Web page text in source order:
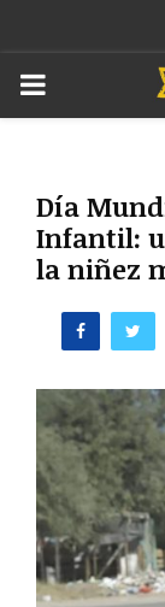
PRIMARY
Día
Infantil:
la niñez